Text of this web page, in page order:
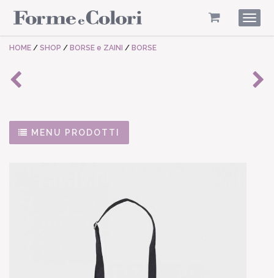
HOME / SHOP / BORSE e ZAINI / BORSE
MENU PRODOTTI